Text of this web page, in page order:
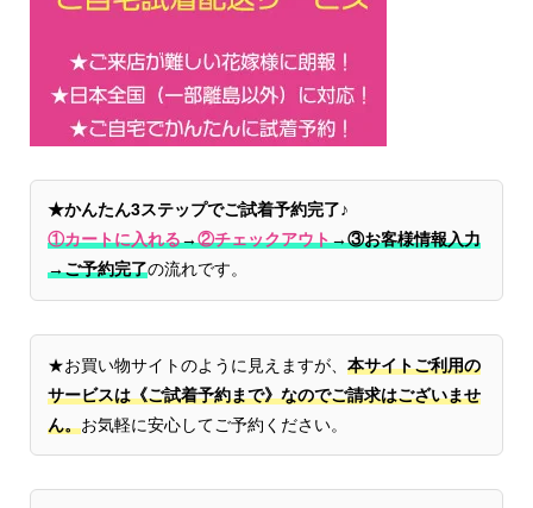
★かんたん3ステップでご試着予約完了♪
①カートに入れる→②チェックアウト→③お客様情報入力
→ご予約完了の流れです。
★お買い物サイトのように見えますが、 本サイトご利用の
サービスは《ご試着予約まで》なのでご請求はございませ
ん。お気軽に安心してご予約ください。